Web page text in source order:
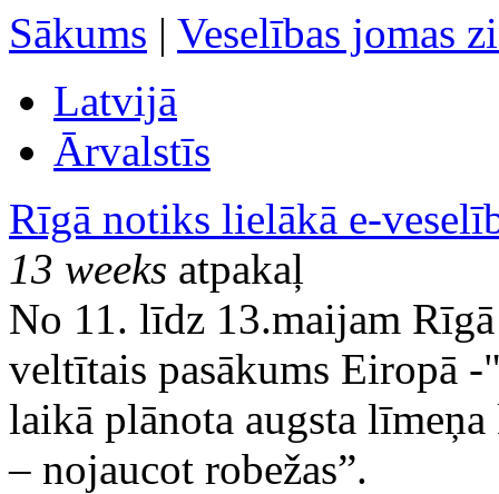
Sākums | Veselības jomas
Latvijā
Ārvalstīs
Rīgā notiks lielākā e-
13 weeks atpakaļ
No 11. līdz 13.maijam
veltītais pasākums Eiropā
laikā plānota augsta
– nojaucot robežas”.